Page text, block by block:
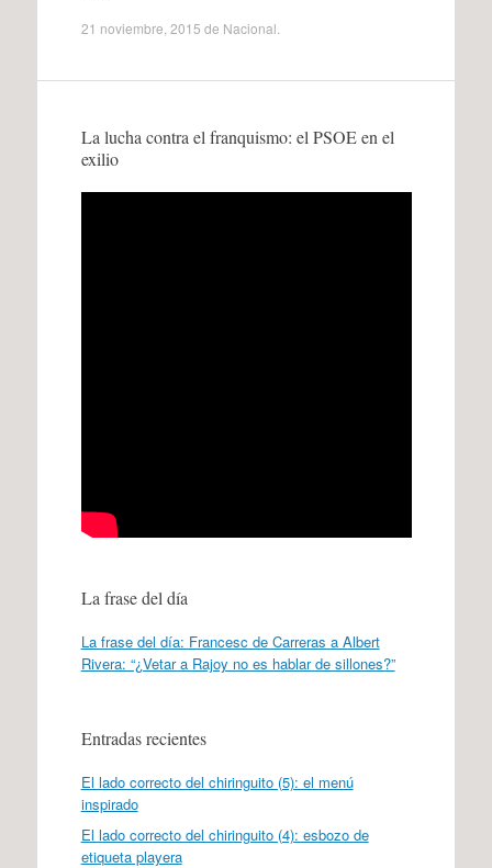
21 noviembre, 2015 de Nacional
La lucha contra el franquismo: el PSOE en el
exilio
La frase del día
La frase del día: Francesc de Carreras a Albert
Rivera: “¿Vetar a Rajoy no es hablar de sillones?”
Entradas recientes
El lado correcto del chiringuito (5): el menú
inspirado
El lado correcto del chiringuito (4): esbozo de
etiqueta playera